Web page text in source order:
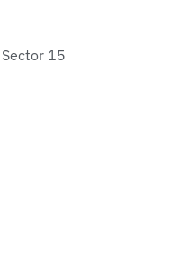
15